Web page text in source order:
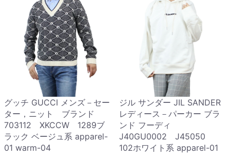
グッチ GUCCI メンズ－セー
ター，ニット ブランド
703112 XKCCW 1289ブ
ラック ベージュ系 apparel-
01 warm-04
ジル サンダー JIL SANDER
レディース－パーカー ブラ
ンド フーディ
J40GU0002 J45050
102ホワイト系 apparel-01